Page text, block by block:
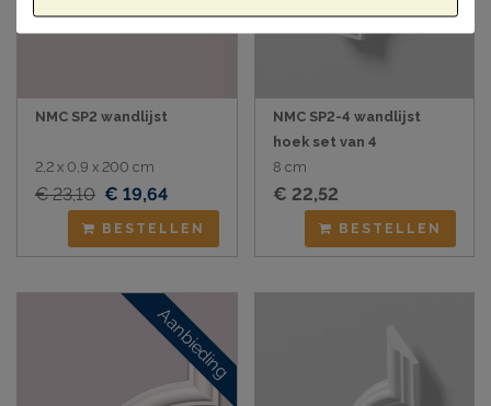
NMC SP2 wandlijst
2,2 x 0,9 x 200 cm
€ 23,10 € 19,64
BESTELLEN
NMC SP2-4 wandlijst
hoek set van 4
8 cm
€ 22,52
BESTELLEN
Aanbieding